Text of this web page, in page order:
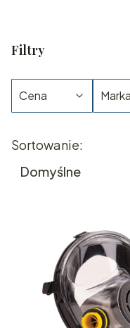
Filtry
Cena Marka
Lista
Sortowanie:
Domyślne